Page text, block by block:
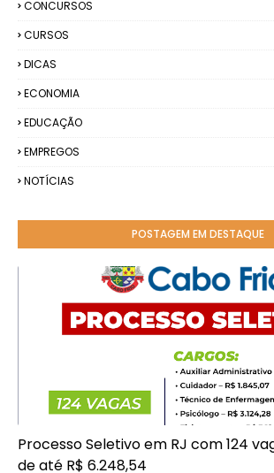
CONCURSOS
CURSOS
DICAS
ECONOMIA
EDUCAÇÃO
EMPREGOS
NOTÍCIAS
POSTAGEM EM DESTAQUE
Processo Seletivo em RJ com 124
de até R$ 6.248,54